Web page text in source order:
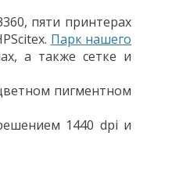
пяти принтерах
Парк нашего
а также сетке и
пигментном
1440 dpi и